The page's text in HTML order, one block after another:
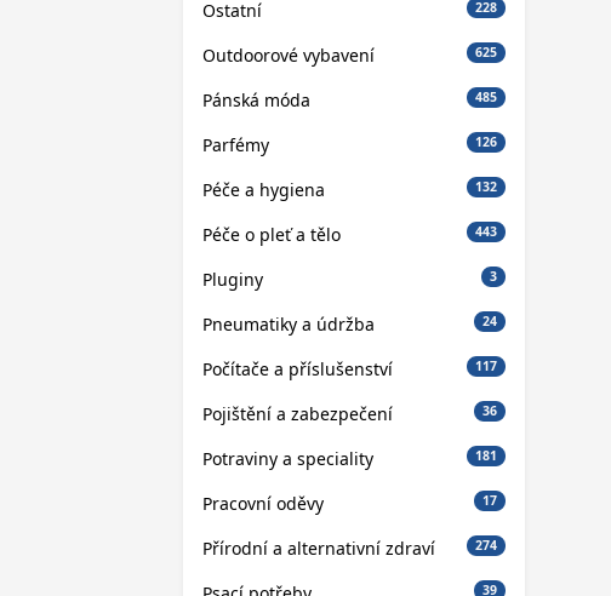
Ostatní 228
Outdoorové vybavení 625
Pánská móda 485
Parfémy 126
Péče a hygiena 132
Péče o pleť a tělo 443
Pluginy 3
Pneumatiky a údržba 24
Počítače a příslušenství 117
Pojištění a zabezpečení 36
Potraviny a speciality 181
Pracovní oděvy 17
Přírodní a alternativní zdraví 274
39